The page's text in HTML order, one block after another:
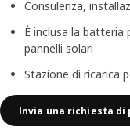
Consulenza,
È inclusa la
pannelli solari
Stazione di ricarica
Invia una richiesta di